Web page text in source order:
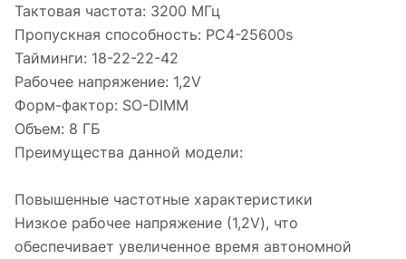
Тактовая частота: 3200 МГц
Пропускная способность: PC4-25600s
Тайминги: 18-22-22-42
Рабочее напряжение: 1,2V
Форм-фактор: SO-DIMM
Объем: 8 ГБ
Преимущества данной модели:
Повышенные частотные характеристики
Низкое рабочее напряжение (1,2V), что
обеспечивает увеличенное время автономной